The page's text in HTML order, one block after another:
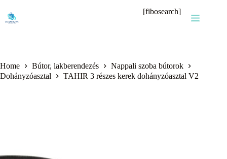
content
[fibosearch]
Home Bútor, lakberendezés
Nappali szoba bútorok
Dohányzóasztal
TAHIR 3 részes kerek dohányzóasztal V2